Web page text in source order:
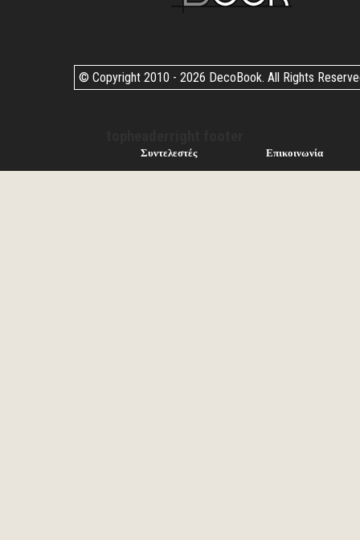
© Copyright 2010 - 2026 DecoBook. All Rights
Συντελεστές Επικοινωνία